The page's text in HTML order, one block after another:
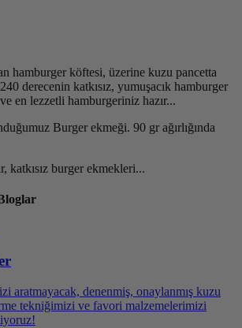
hamburger köftesi, üzerine kuzu pancetta
derecenin katkısız, yumuşacık hamburger
en lezzetli hamburgeriniz hazır...
Burger ekmeği. 90 gr ağırlığında
katkısız burger ekmekleri...
aratmayacak, denenmiş, onaylanmış kuzu
tekniğimizi ve favori malzemelerimizi